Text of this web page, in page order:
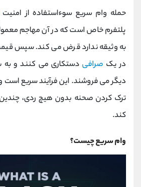
حمله وام سریع سوءاستفاده از
پلتفرم خاص است که در آن مهاجم معمولاً
به وثیقه ندارد قرض می‌ کند. سپس
در یک صرافیدستکاری می ‌کنند و به
دیگر می ‌فروشند. این فرآیند سریع است
ترک کردن صحنه بدون هیچ ردی، چندین
کند.
وام سریع چیست؟